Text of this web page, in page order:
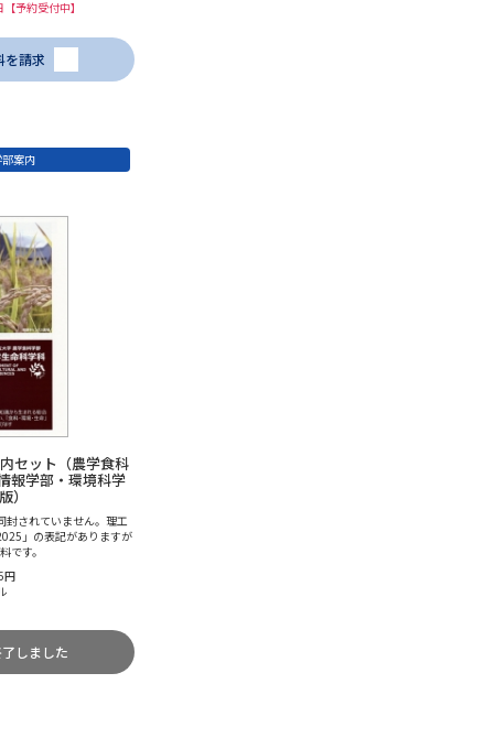
予約受付中】
を請求
部案内
セット（農学食科
報学部・環境科学
）
されていません。理工
」の表記がありますが
です。
円
しました